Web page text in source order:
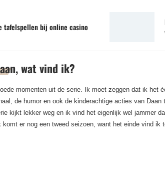
tafelspellen bij online casino
wat vind ik?
momenten uit de serie. Ik moet zeggen dat ik het
de humor en ook de kinderachtige acties van
kijkt lekker weg en ik vind het eigenlijk wel jammer
er nog een tweed seizoen, want het einde vind ik